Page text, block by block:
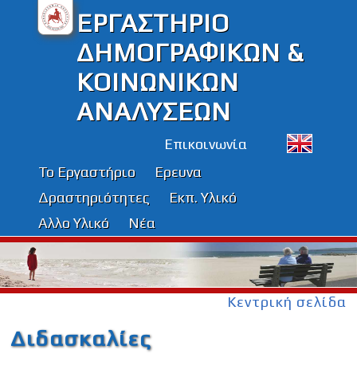
ΕΡΓΑΣΤΗΡΙΟ
ΔΗΜΟΓΡΑΦΙΚΩΝ &
ΚΟΙΝΩΝΙΚΩΝ
ΑΝΑΛΥΣΕΩΝ
Επικοινωνία
Το Εργαστήριο
Ερευνα
Δραστηριότητες
Εκπ. Υλικό
Αλλο Υλικό
Νέα
Κεντρική σελίδα
Διδασκαλίες